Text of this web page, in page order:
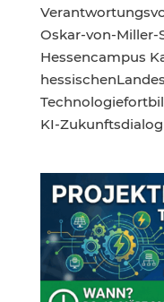
Oskar-von-Miller-
Hessencampus
KI-